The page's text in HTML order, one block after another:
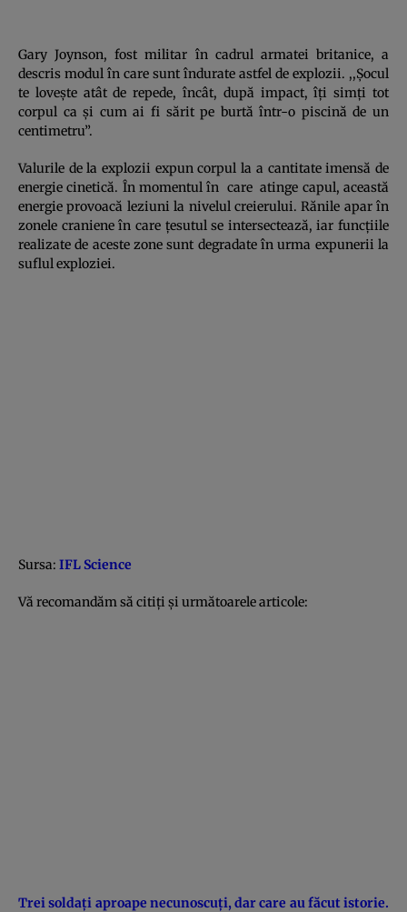
Gary Joynson, fost militar în cadrul armatei britanice, a
descris modul în care sunt îndurate astfel de explozii. ,,Şocul
te loveşte atât de repede, încât, după impact, îţi simţi tot
corpul ca şi cum ai fi sărit pe burtă într-o piscină de un
centimetru”.
Valurile de la explozii expun corpul la a cantitate imensă de
energie cinetică. În momentul în care atinge capul, această
energie provoacă leziuni la nivelul creierului. Rănile apar în
zonele craniene în care ţesutul se intersectează, iar funcţiile
realizate de aceste zone sunt degradate în urma expunerii la
suflul exploziei.
Sursa: IFL Science
Vă recomandăm să citiţi şi următoarele articole:
Trei soldaţi aproape necunoscuţi, dar care au făcut istorie.